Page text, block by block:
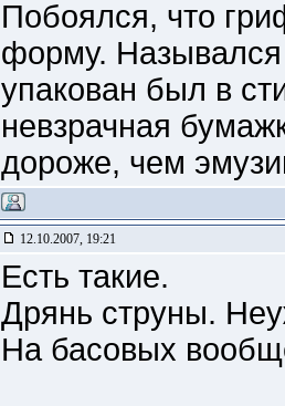
Побоялся, что
форму.
упакован был в
невзрачная
дороже, чем
12.10.2007, 19:21
Есть такие.
Дрянь струны.
На басовых